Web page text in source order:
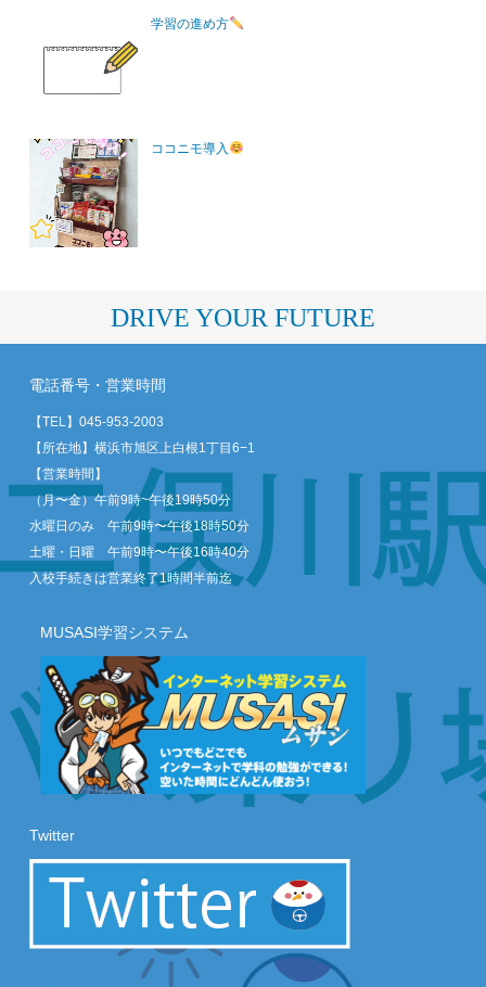
学習の進め方
ココニモ導入
DRIVE YOUR FUTURE
電話番号・営業時間
【TEL】045-953-2003
【所在地】横浜市旭区上白根1丁目6−1
【営業時間】
（月〜金）午前9時~午後19時50分
水曜日のみ 午前9時〜午後18時50分
土曜・日曜 午前9時〜午後16時40分
入校手続きは営業終了1時間半前迄
MUSASI学習システム
Twitter